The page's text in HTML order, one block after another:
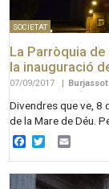
SOCIETAT
La Parròquia
la inauguració
07/09/2017 Burjassot
Divendres que ve, 8
de la Mare de Déu.
Facebook
Twitter